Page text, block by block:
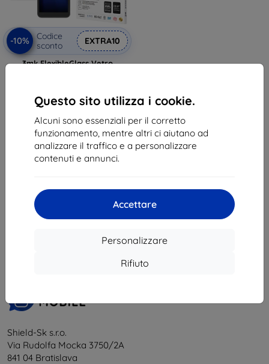
Questo sito utilizza i cookie.
Alcuni sono essenziali per il corretto
funzionamento, mentre altri ci aiutano ad
analizzare il traffico e a personalizzare
contenuti e annunci.
Accettare
Personalizzare
Rifiuto
-10%
Codice
sconto
EXTRA10
3mk FlexibleGlass Vetro
10,71 €
In magazzino > 5 pz
del totale
Shield-Sk s.r.o.
Via Rudolfa Mocka 3750/2A
841 04 Bratislava